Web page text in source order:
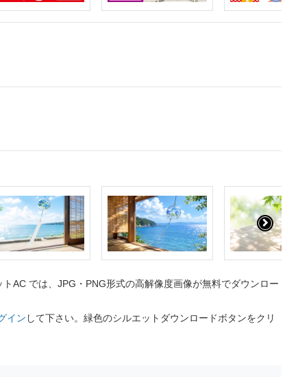
AC では、JPG・PNG形式の高解像度画像が無料でダウンロー
イン して下さい。緑色のシルエットダウンロードボタンをクリ